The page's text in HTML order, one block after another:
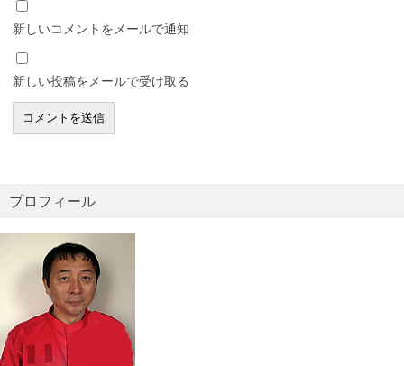
新しいコメントをメールで通知
新しい投稿をメールで受け取る
プロフィール